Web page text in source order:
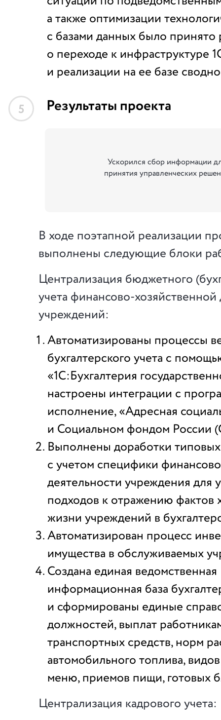
а также оптимизации
с базами данных было
о переходе к инфраструктуре
и реализации на ее базе
5 Результаты проекта
Ускорился сбор информации
принятия управленческих
В ходе поэтапной реализации
выполнены следующие блоки
Централизация бюджетного
учета финансово-хозяйственной
учреждений:
Автоматизированы процессы
бухгалтерского учета с
«1С:Бухгалтерия
настроены интеграции с
исполнение, «Адресная
и Социальном фондом России
Выполнены доработки
с учетом специфики
деятельности учреждения для
подходов к отражению фактов
жизни учреждений в
Автоматизирован процесс
имущества в обслуживаемых
Создана единая ведомственная
информационная база
и сформированы единые
должностей, выплат
транспортных средств, норм
автомобильного топлива,
меню, приемов пищи, готовых
Централизация кадрового учета: